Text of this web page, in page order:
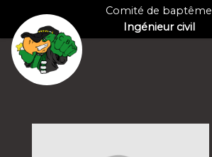
Comité de baptême
Ingénieur civil